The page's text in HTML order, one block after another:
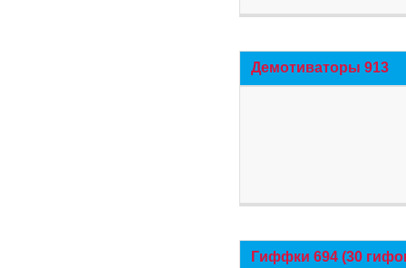
Демотиваторы 913
Гиффки 694 (30